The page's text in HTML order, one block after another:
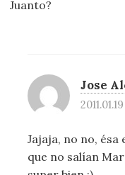
Juanto?
Jose
Jajaja, no no,
que no salían